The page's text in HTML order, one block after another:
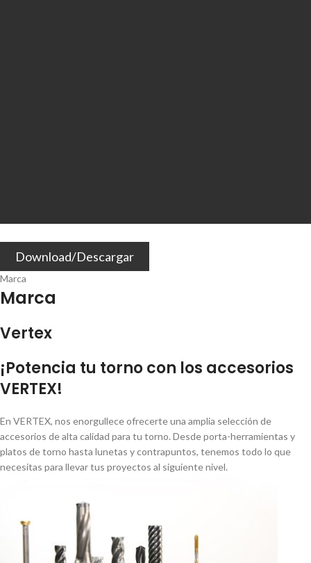
Download/Descargar
Marca
Marca
Vertex
¡Potencia tu torno con los accesorios
VERTEX!
En VERTEX, nos enorgullece ofrecerte una amplia selección de
accesorios de alta calidad para tu torno. Desde porta-herramientas y
platos de torno hasta lunetas y contrapuntos, tenemos todo lo que
necesitas para llevar tus proyectos al siguiente nivel.